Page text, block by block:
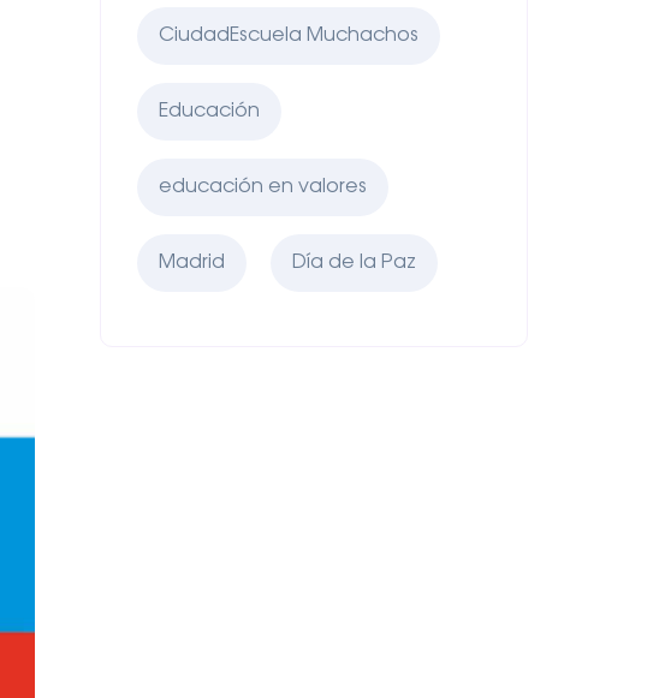
CiudadEscuela Muchachos
Educación
educación en valores
Madrid Día de la Paz